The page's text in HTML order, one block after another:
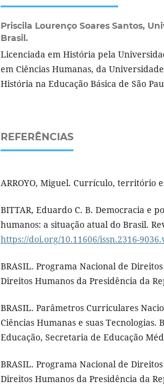
Priscila Lourenço Soares Santos,
Brasil.
Licenciada em História pela
em Ciências Humanas, da
História na Educação Básica de São
REFERÊNCIAS
ARROYO, Miguel. Currículo, território
BITTAR, Eduardo C. B. Democracia e
humanos: a situação atual do Brasil.
https://doi.org/10.11606/issn.2316-
BRASIL. Programa Nacional de
Direitos Humanos da Presidência da
BRASIL. Parâmetros Curriculares
Ciências Humanas e suas Tecnologias.
Educação, Secretaria de Educação
BRASIL. Programa Nacional de
Direitos Humanos da Presidência da